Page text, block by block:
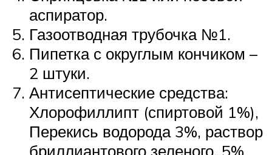
аспиратор.
Газоотводная трубочка №1.
Пипетка с округлым кончиком –
2 штуки.
Антисептические средства:
Хлорофиллипт (спиртовой 1%),
Перекись водорода 3%, раствор
бриллиантового зеленого, 5%